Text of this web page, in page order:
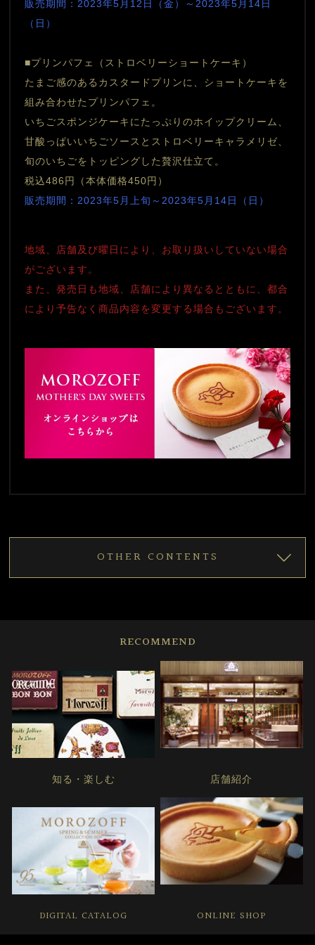
販売期間：2023年5月12日（金）～2023年5月14日
（日）
■プリンパフェ（ストロベリーショートケーキ）
たまご感のあるカスタードプリンに、ショートケーキを
組み合わせたプリンパフェ。
いちごスポンジケーキにたっぷりのホイップクリーム、
甘酸っぱいいちごソースとストロベリーキャラメリゼ、
旬のいちごをトッピングした贅沢仕立て。
税込486円（本体価格450円）
販売期間：2023年5月上旬～2023年5月14日（日）
地域、店舗及び曜日により、お取り扱いしていない場合
がございます。
また、発売日も地域、店舗により異なるとともに、都合
により予告なく商品内容を変更する場合もございます。
OTHER CONTENTS
RECOMMEND
知る・楽しむ 店舗紹介
DIGITAL CATALOG ONLINE SHOP